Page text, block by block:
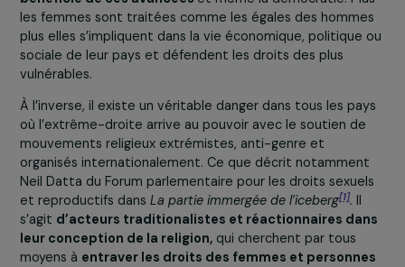
Certains pays tentent de promouvoir les droits des
femmes sans s’en donner réellement les moyens mais
d’autres alignent programmes et actions politiques.
ce second cas c’est
bénéficie de ces avancées
les femmes sont traitées comme les égales des
plus elles s’impliquent dans la vie économique,
sociale de leur pays et défendent les droits des plus
vulnérables.
À l’inverse, il existe un véritable danger dans tous les
où l’extrême-droite arrive au pouvoir avec le soutien
mouvements religieux extrémistes, anti-genre et